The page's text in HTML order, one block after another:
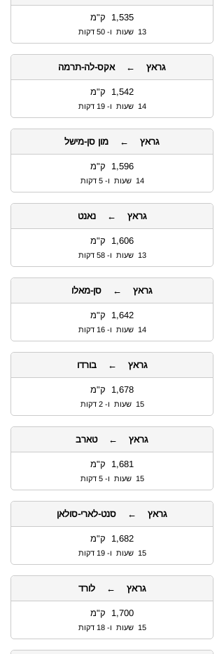
1,535 ק"מ
13 שעות ו- 50 דקות
גראץ ← אקס-לה-תרמה
1,542 ק"מ
14 שעות ו- 19 דקות
גראץ ← מון סן-מישל
1,596 ק"מ
14 שעות ו- 5 דקות
גראץ ← נאנט
1,606 ק"מ
13 שעות ו- 58 דקות
גראץ ← סן-מאלו
1,642 ק"מ
14 שעות ו- 16 דקות
גראץ ← בורדו
1,678 ק"מ
15 שעות ו- 2 דקות
גראץ ← טארב
1,681 ק"מ
15 שעות ו- 5 דקות
גראץ ← סנט-לארי-סולאן
1,682 ק"מ
15 שעות ו- 19 דקות
גראץ ← לורד
1,700 ק"מ
15 שעות ו- 18 דקות